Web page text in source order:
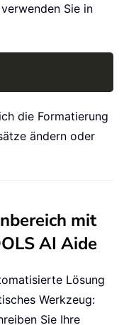
Sie in
die Formatierung
ändern oder
mit
AI Aide
Lösung
Werkzeug:
Sie Ihre